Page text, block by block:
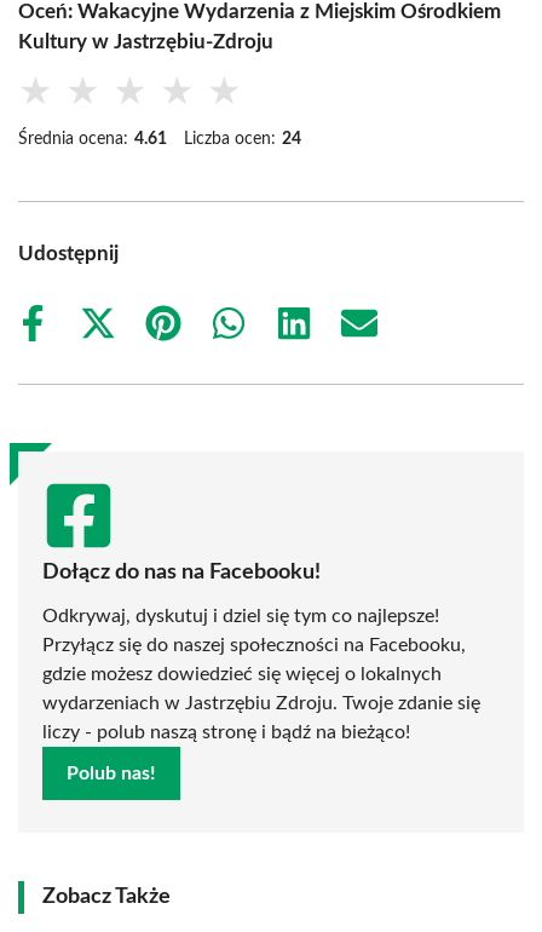
Oceń: Wakacyjne Wydarzenia z Miejskim Ośrodkiem
Kultury w Jastrzębiu-Zdroju
★ ★ ★ ★ ★
Średnia ocena: 4.61 Liczba ocen: 24
Udostępnij
Share
Share
(Twitter)
Share
Share
Share
Share
Dołącz do nas na Facebooku!
Odkrywaj, dyskutuj i dziel się tym co najlepsze!
Przyłącz się do naszej społeczności na Facebooku,
gdzie możesz dowiedzieć się więcej o lokalnych
wydarzeniach w Jastrzębiu Zdroju. Twoje zdanie się
liczy - polub naszą stronę i bądź na bieżąco!
Polub nas!
Zobacz Także